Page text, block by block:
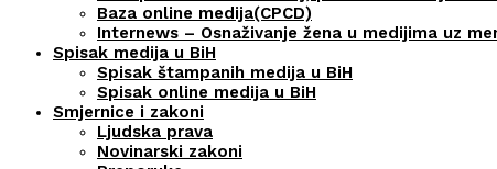
Baza online medija(CPCD)
Internews – Osnaživanje žena u medijima uz
Spisak medija u BiH
Spisak štampanih medija u BiH
Spisak online medija u BiH
Smjernice i zakoni
Ljudska prava
Novinarski zakoni